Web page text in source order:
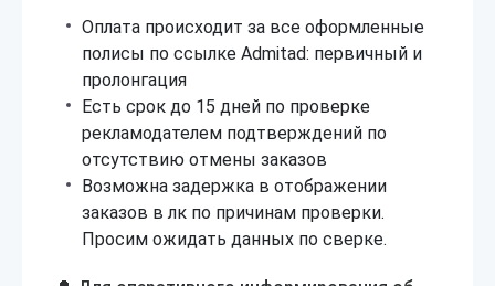
Оплата происходит за все оформленные
полисы по ссылке Admitad: первичный и
пролонгация
Есть срок до 15 дней по проверке
рекламодателем подтверждений по
отсутствию отмены заказов
Возможна задержка в отображении
заказов в лк по причинам проверки.
Просим ожидать данных по сверке.